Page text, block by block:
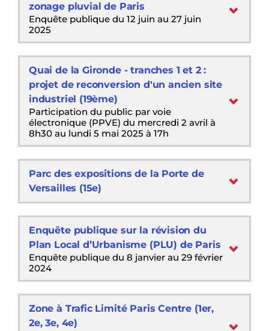
zonage pluvial de Paris
Enquête publique du 12 juin au 27 juin
2025
Quai de la Gironde - tranches 1 et 2 :
projet de reconversion d'un ancien site
industriel (19ème)
Participation du public par voie
électronique (PPVE) du mercredi 2 avril à
8h30 au lundi 5 mai 2025 à 17h
Parc des expositions de la Porte de
Versailles (15e)
Enquête publique sur la révision du
Plan Local d’Urbanisme (PLU) de Paris
Enquête publique du 8 janvier au 29 février
2024
Zone à Trafic Limité Paris Centre (1er,
2e, 3e, 4e)